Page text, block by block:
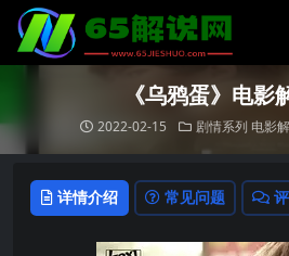
《乌鸦蛋》电影
2022-02-15 剧情系列 电影
详情介绍 常见问题